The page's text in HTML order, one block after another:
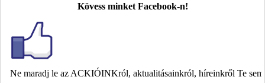
Kövess minket Facebook-n!
Ne maradj le az ACKIÓINKról, aktualitásainkról, híreinkről Te